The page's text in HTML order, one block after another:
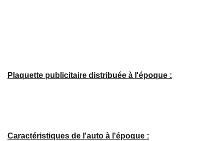
Plaquette publicitaire distribuée à l'époque :
Caractéristiques de l'auto à l'époque :